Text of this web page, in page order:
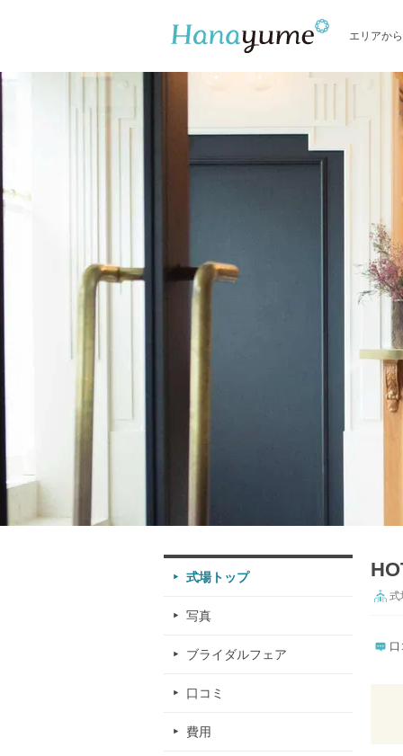
エリアか
式場トップ
写真
ブライダルフェア
口コミ
費用
式
口